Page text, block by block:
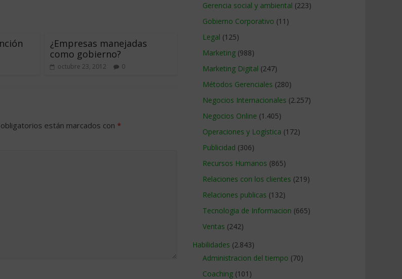
¿Empresas manejadas
como gobierno?
octubre 23, 2012 0
están marcados con *
Gerencia social y ambiental (223)
Gobierno Corporativo (11)
Legal (125)
Marketing (988)
Marketing Digital (247)
Métodos Gerenciales (280)
Negocios Internacionales (2.257)
Negocios Online (1.405)
Operaciones y Logística (172)
Publicidad (306)
Recursos Humanos (865)
Relaciones con los clientes (219)
Relaciones publicas (132)
Tecnologia de Informacion (665)
Ventas (242)
Habilidades (2.843)
Administracion del tiempo (70)
Coaching (101)